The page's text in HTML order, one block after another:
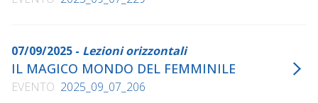
L'antidoto, Longanesi, 2023
Galateo della comunicazione
07/09/2025 - Lezioni orizzontali
IL MAGICO MONDO DEL FEMMINILE
EVENTO 2025_09_07_206